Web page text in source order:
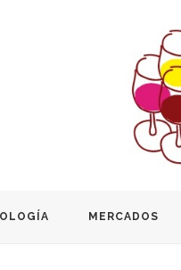
MERCADOS